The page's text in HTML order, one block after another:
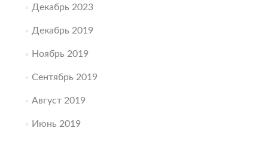
Декабрь 2023
Декабрь 2019
Ноябрь 2019
Сентябрь 2019
Август 2019
Июнь 2019